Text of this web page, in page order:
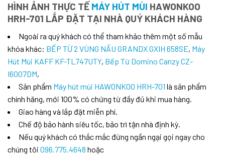
HÌNH ẢNH THỰC TẾ MÁY HÚT MÙI HAWONKOO
HRH-701 LẮP ĐẶT TẠI NHÀ QUÝ KHÁCH HÀNG
Ngoài ra quý khách có thể tham khảo thêm một số mẫu
khóa khác: BẾP TỪ 2 VÙNG NẤU GRANDX GXIH 658SE, Máy
Hút Mùi KAFF KF-TL747UTY, Bếp Từ Domino Canzy CZ-
I6007DM,
Sản phẩm Máy hút mùi HAWONKOO HRH-701 là sản phẩm
chính hãng, mới 100% có chứng từ đầy đủ khi mua hàng.
Giao hàng và lắp đặt miễn phí.
Chế độ bảo hành siêu tốc, bảo trì tận nhà định kỳ.
Nếu quý khách có thắc mắc đừng ngần ngại gọi ngay cho
chúng tôi 096.775.4648 hoặc